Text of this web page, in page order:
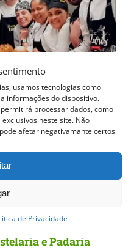
usamos tecnologias como
informações do dispositivo.
processar dados, como
neste site. Não
afetar negativamante certos
de Privacidade
e Padaria